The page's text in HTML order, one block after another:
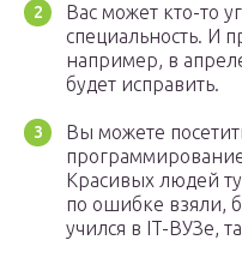
Вас может кто-то
специальность. И
например, в
будет исправить.
Вы можете
программирование
Красивых людей
по ошибке взяли,
учился в IT-ВУЗе,